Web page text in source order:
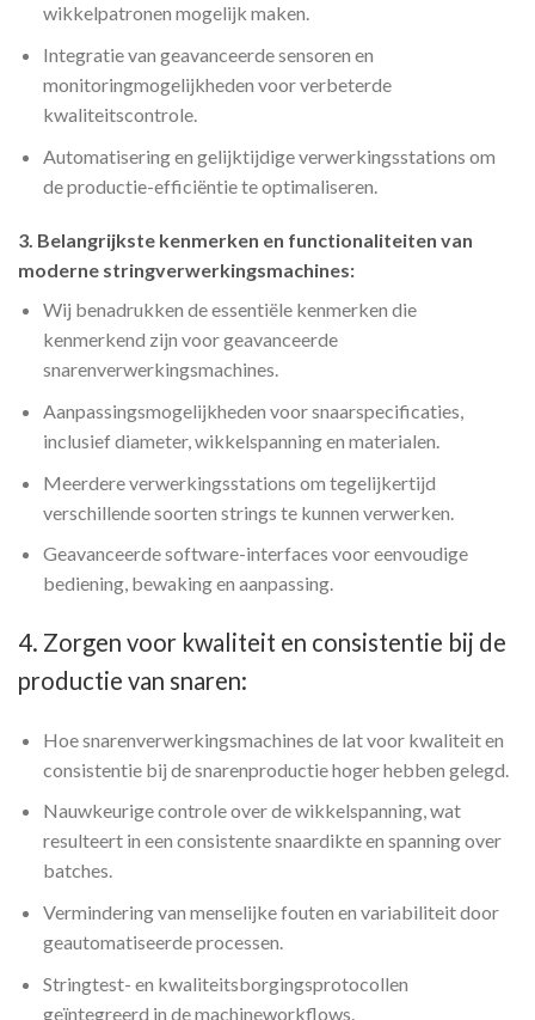
wikkelpatronen mogelijk maken.
Integratie van geavanceerde sensoren en
monitoringmogelijkheden voor verbeterde
kwaliteitscontrole.
Automatisering en gelijktijdige verwerkingsstations om
de productie-efficiëntie te optimaliseren.
3. Belangrijkste kenmerken en functionaliteiten van
moderne stringverwerkingsmachines:
Wij benadrukken de essentiële kenmerken die
kenmerkend zijn voor geavanceerde
snarenverwerkingsmachines.
Aanpassingsmogelijkheden voor snaarspecificaties,
inclusief diameter, wikkelspanning en materialen.
Meerdere verwerkingsstations om tegelijkertijd
verschillende soorten strings te kunnen verwerken.
Geavanceerde software-interfaces voor eenvoudige
bediening, bewaking en aanpassing.
4. Zorgen voor kwaliteit en consistentie bij de
productie van snaren:
Hoe snarenverwerkingsmachines de lat voor kwaliteit en
consistentie bij de snarenproductie hoger hebben gelegd.
Nauwkeurige controle over de wikkelspanning, wat
resulteert in een consistente snaardikte en spanning over
batches.
Vermindering van menselijke fouten en variabiliteit door
geautomatiseerde processen.
Stringtest- en kwaliteitsborgingsprotocollen
geïntegreerd in de machineworkflows.